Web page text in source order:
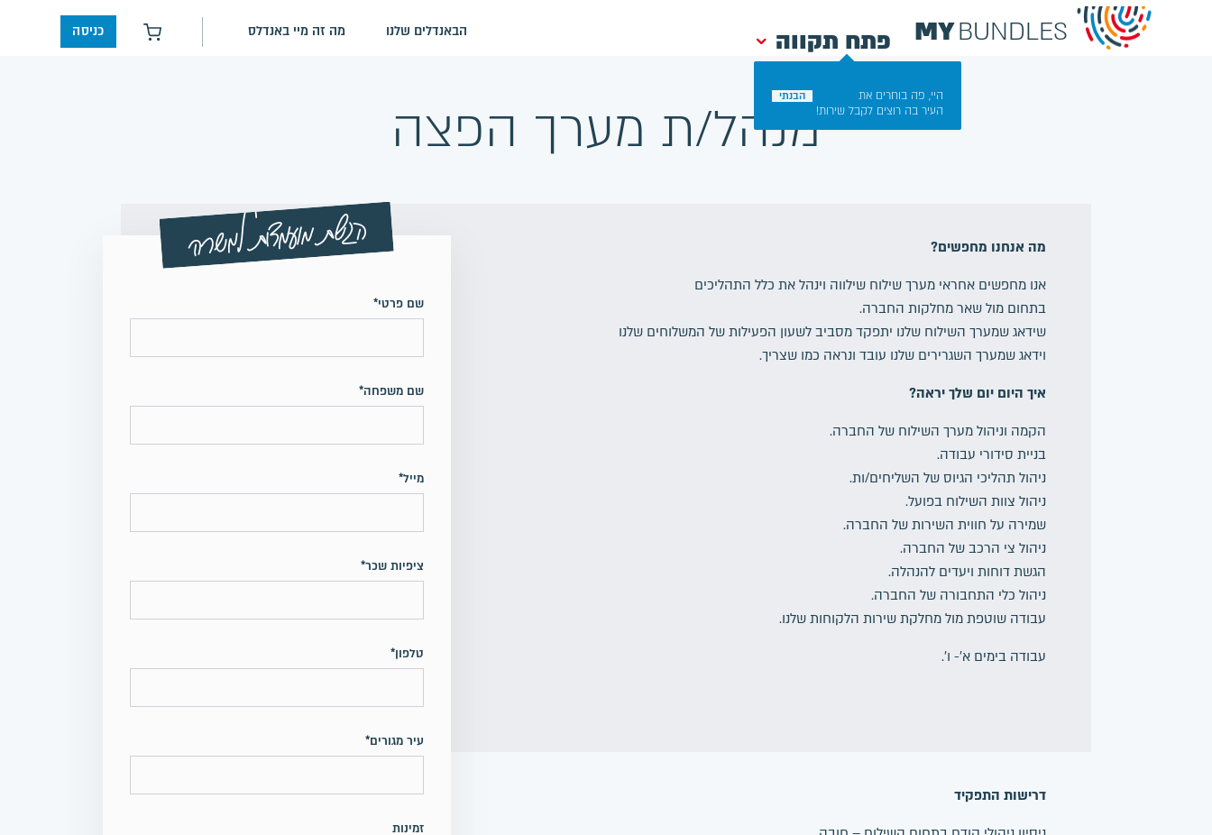
פתח תקווה
BUNDLES
MY פתח תקווה
היי, פה בוחרים את
העיר בה רוצים לקבל שירות!
הבנתי
הבאנדלים שלנו מה זה מיי באנדלס כניסה
מנהל/ת מערך הפצה
שם פרטי*
שם משפחה*
מייל*
ציפיות שכר*
טלפון*
עיר מגורים*
זמינות
מה אנחנו מחפשים?
אנו מחפשים אחראי מערך שילוח שילווה וינהל את כלל התהליכים
בתחום מול שאר מחלקות החברה.
שידאג שמערך השילוח שלנו יתפקד מסביב לשעון הפעילות של המשלוחים שלנו
וידאג שמערך השגרירים שלנו עובד ונראה כמו שצריך.
איך היום יום שלך יראה?
הקמה וניהול מערך השילוח של החברה.
בניית סידורי עבודה.
ניהול תהליכי הגיוס של השליחים/ות.
ניהול צוות השילוח בפועל.
שמירה על חווית השירות של החברה.
ניהול צי הרכב של החברה.
הגשת דוחות ויעדים להנהלה.
ניהול כלי התחבורה של החברה.
עבודה שוטפת מול מחלקת שירות הלקוחות שלנו.
עבודה בימים א’- ו’.
דרישות התפקיד